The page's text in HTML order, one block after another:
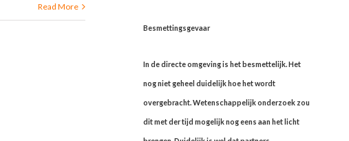
Read More
Besmettingsgevaar
In de directe omgeving is het besmettelijk. Het
nog niet geheel duidelijk hoe het wordt
overgebracht. Wetenschappelijk onderzoek zou
dit met der tijd mogelijk nog eens aan het licht